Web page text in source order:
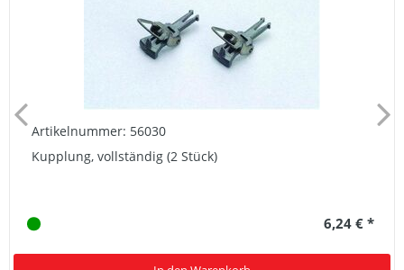
Artikelnummer: 56030
Kupplung, vollständig (2 Stück)
6,24 € *